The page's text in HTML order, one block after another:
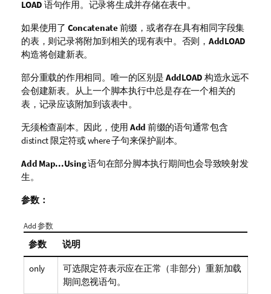
LOAD 语句作用。记录将生成并存储在表中。
如果使用了 Concatenate前缀，或者存在具有相同字段集
的表，则记录将附加到相关的现有表中。否则， AddLOAD
构造将创建新表。
部分重载的作用相同。唯一的区别是 AddLOAD 构造永远不
会创建新表。从上一个脚本执行中总是存在一个相关的
表，记录应该附加到该表中。
无须检查副本。因此，使用 Add 前缀的语句通常包含
distinct 限定符或 where 子句来保护副本。
Add Map...Using语句在部分脚本执行期间也会导致映射发
生。
参数：
Add 参数
参数 说明
only
可选限定符表示应在正常（非部分）重新加载
期间忽视语句。